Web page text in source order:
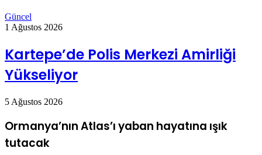
Güncel
1 Ağustos 2026
Kartepe’de Polis Merkezi Amirliği
Yükseliyor
5 Ağustos 2026
Ormanya’nın Atlas’ı yaban hayatına ışık
tutacak